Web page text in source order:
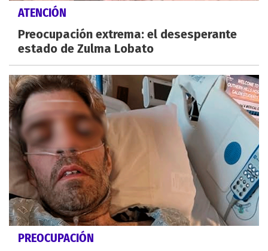
ATENCIÓN
Preocupación extrema: el desesperante
estado de Zulma Lobato
PREOCUPACIÓN